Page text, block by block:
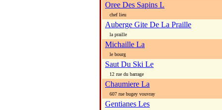
Oree Des Sapins L
chef lieu
Auberge Gite De La Praille
la praille
Michaille La
le bourg
Saut Du Ski Le
12 rue du barrage
Chaumiere La
607 rue bugey vouvray
Gentianes Les